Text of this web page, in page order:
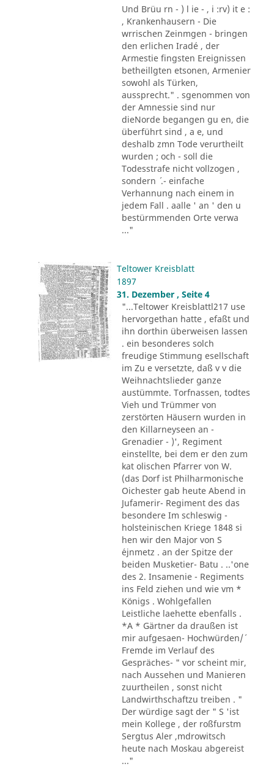
Und Brüu rn - ) l ie - , i :rv) it e :
, Krankenhausern - Die
wrrischen Zeinmgen - bringen
den erlichen Iradé , der
Armestie fingsten Ereignissen
betheillgten etsonen, Armenier
sowohl als Türken,
aussprecht." . sgenommen von
der Amnessie sind nur
dieNorde begangen gu en, die
überführt sind , a e, und
deshalb zmn Tode verurtheilt
wurden ; och - soll die
Todesstrafe nicht vollzogen ,
sondern ´ .- einfache
Verhannung nach einem in
jedem Fall . aalle ' an ' den u
bestürmmenden Orte verwa
..."
Teltower Kreisblatt
1897
31. Dezember , Seite 4
"...Teltower Kreisblattl217 use
hervorgethan hatte , efaßt und
ihn dorthin überweisen lassen
. ein besonderes solch
freudige Stimmung esellschaft
im Zu e versetzte, daß v v die
Weihnachtslieder ganze
austümmte. Torfnassen, todtes
Vieh und Trümmer von
zerstörten Häusern wurden in
den Killarneyseen an -
Grenadier - )', Regiment
einstellte, bei dem er den zum
kat olischen Pfarrer von W.
(das Dorf ist Philharmonische
Oichester gab heute Abend in
Jufamerir- Regiment des das
besondere Im schleswig -
holsteinischen Kriege 1848 si
hen wir den Major von S
´ejnmetz . an der Spitze der
beiden Musketier- Batu . ..'one
des 2. Insamenie - Regiments
ins Feld ziehen und wie vm *
Königs . Wohlgefallen
Leistliche laehette ebenfalls .
*A * Gärtner da draußen ist
mir aufgesaen- Hochwürden/´
Fremde im Verlauf des
Gespräches- " vor scheint mir,
nach Aussehen und Manieren
zuurtheilen , sonst nicht
Landwirthschaftzu treiben . "
Der würdige sagt der " S 'ist
mein Kollege , der roßfurstm
Sergtus Aler ,mdrowitsch
heute nach Moskau abgereist
..."